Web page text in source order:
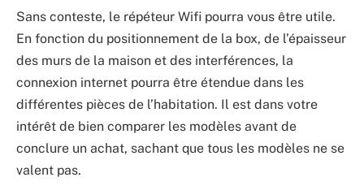
Sans conteste, le répéteur Wifi pourra vous être utile.
En fonction du positionnement de la box, de l’épaisseur
des murs de la maison et des interférences, la
connexion internet pourra être étendue dans les
différentes pièces de l’habitation. Il est dans votre
intérêt de bien comparer les modèles avant de
conclure un achat, sachant que tous les modèles ne se
valent pas.